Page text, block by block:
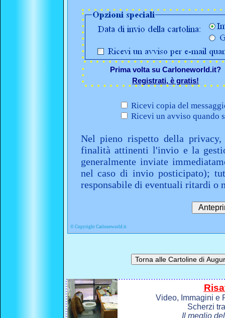
Prima volta su Carloneworld.it?
Registrati, è gratis!
Ricevi copia del
Ricevi un avviso quando
Nel pieno rispetto della
finalità attinenti l'invio e la
generalmente inviate
nel caso di invio posticipato);
responsabile di eventuali ritardi o
© Copyright Carloneworld.it
Video, Immagini e
Scherzi
Il meglio